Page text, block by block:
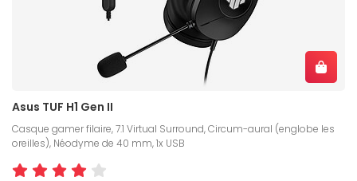
Asus TUF H1 Gen II
Casque gamer filaire, 7.1 Virtual Surround, Circum-aural (englobe les
oreilles), Néodyme de 40 mm, 1x USB